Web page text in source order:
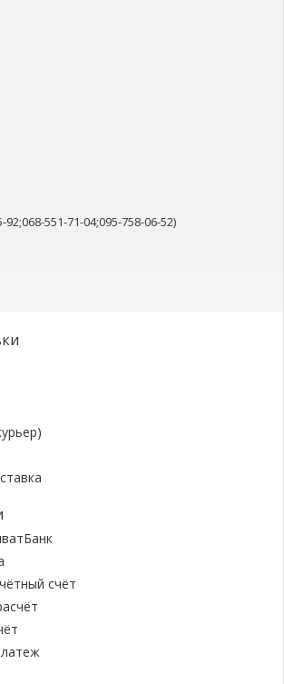
92;068-551-71-04;095-758-06-52)
счёт